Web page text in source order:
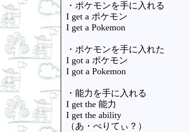
・ポケモンを手に入れる
I get a ポケモン
I get a Pokemon
・ポケモンを手に入れた
I got a ポケモン
I got a Pokemon
・能力を手に入れる
I get the 能力
I get the ability
（あ・べりてぃ？）